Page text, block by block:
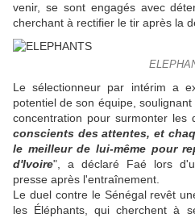
venir, se sont engagés avec
cherchant à rectifier le tir après la
Le sélectionneur par intérim a
potentiel de son équipe,
concentration pour surmonter les
conscients des attentes, et
le meilleur de lui-même pour
d'Ivoire", a déclaré Faé lors
presse après l'entraînement.
Le duel contre le Sénégal revêt
les Éléphants, qui cherchent à